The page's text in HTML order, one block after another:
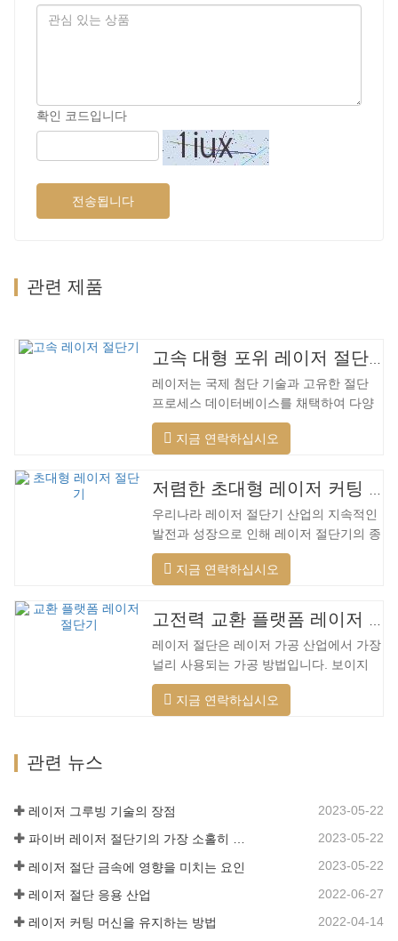
확인 코드입니다
전송됩니다
관련 제품
레이저는 국제 첨단 기술과 고유한 절단
프로세스 데이터베이스를 채택하여 다양
한 재료에 대해 다양한 지능형 절단을 수
행하고, 절단 표면을 최적화하고, 더 넓은
나은 품질 및 더 낮은 비용을 적용할 수 있
습니다. 저전력에서 고출력 레이저 범위까
지. 레이저 헤드는 자동으로 장애물을 피
할 수 있습니다. 레이저 헤드는 높은 동적
반응을 수행하고 장애물을 사전에 예측하
며 레이저 헤드를 최대한 보호할 수 있습
미늄 합금은 가볍고 강한 강성을 갖고 있
어 가공 시…
지금 연락하십시오
우리나라 레이저 절단기 산업의 지속적인
발전과 성장으로 인해 레이저 절단기의 종
류가 점점 더 많아지고 있으며 레이저 절
단기의 모델이 지속적으로 풍부해지고 있
는 제품의 품질이 지속적으로 향상되고 있
습니다. 개선. 국내 레이저 절단기의 연구
개발 및 생산에서 큰 진전이 이루어졌습니
다. 강력한 R&D 역량과 우수한 제품 품질
을 갖춘 Lin Laser는 전국에 기반을 두고
세계를 바라보고 있습니다. 절단기 형식에
지금 연락하십시오
레이저 절단은 레이저 가공 산업에서 가장
널리 사용되는 가공 방법입니다. 보이지
않는 빔은 전통적인 기계식 칼을 대체하며
절단 패턴, 자동 조판, 재료 절약, 부드러
가 짧으며 생산 구성이 쉽고 열 민감도가
낮은 용접 베드 기술을 채택합니다. , 절단
재료는 더 넓은 범위, 더 빠른 속도, 더 나
지금 연락하십시오
관련 뉴스
레이저 그루빙 기술의 장점 2023-05-22
파이버 레이저 절단기의 가장 소홀히 한 세부 사항 2023-05-22
레이저 절단 금속에 영향을 미치는 요인 2023-05-22
레이저 절단 응용 산업 2022-06-27
레이저 커팅 머신을 유지하는 방법 2022-04-14